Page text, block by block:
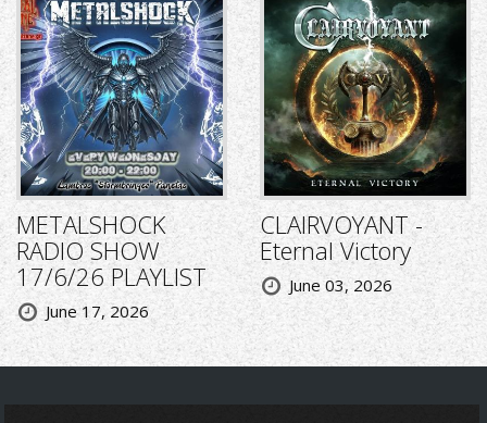
METALSHOCK
RADIO SHOW
17/6/26 PLAYLIST
June 17, 2026
CLAIRVOYANT -
Eternal Victory
June 03, 2026